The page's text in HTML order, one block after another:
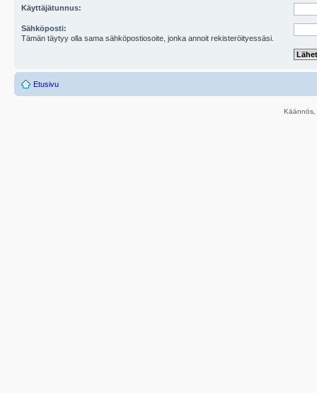
Käyttäjätunnus:
Sähköposti:
Tämän täytyy olla sama sähköpostiosoite, jonka annoit rekisteröityessäsi.
Etusivu